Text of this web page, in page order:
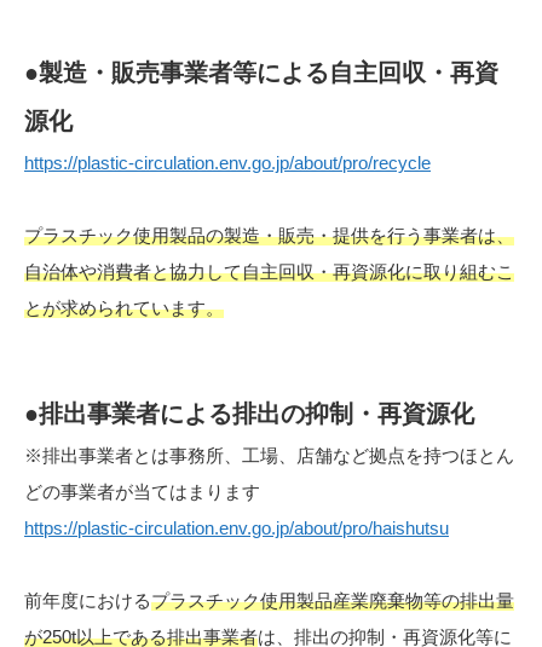
●製造・販売事業者等による自主回収・再資
源化
https://plastic-circulation.env.go.jp/about/pro/recycle
プラスチック使用製品の製造・販売・提供を行う事業者は、
自治体や消費者と協力して自主回収・再資源化に取り組むこ
とが求められています。
●排出事業者による排出の抑制・再資源化
※排出事業者とは事務所、工場、店舗など拠点を持つほとん
どの事業者が当てはまります
https://plastic-circulation.env.go.jp/about/pro/haishutsu
前年度におけるプラスチック使用製品産業廃棄物等の排出量
が250t以上である排出事業者は、排出の抑制・再資源化等に